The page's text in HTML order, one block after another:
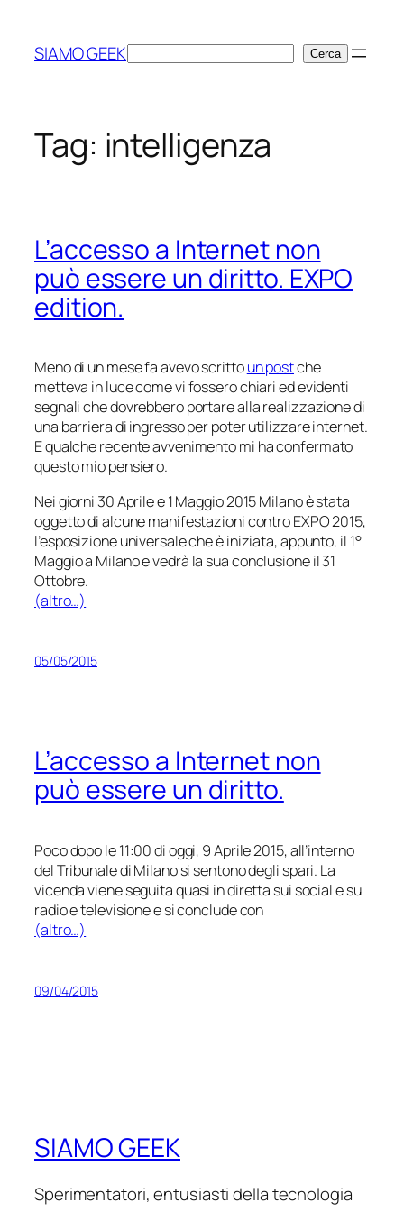
contenuto
SIAMO GEEKCerca Cerca
Tag: intelligenza
L’accesso a Internet non
può essere un diritto. EXPO
edition.
Meno di un mese fa avevo scrittoun postche
metteva in luce come vi fossero chiari ed evidenti
segnali che dovrebbero portare alla realizzazione di
una barriera di ingresso per poter utilizzare internet.
E qualche recente avvenimento mi ha confermato
questo mio pensiero.
Nei giorni 30 Aprile e 1 Maggio 2015 Milano è stata
oggetto di alcune manifestazioni contro EXPO 2015,
l’esposizione universale che è iniziata, appunto, il 1°
Maggio a Milano e vedrà la sua conclusione il 31
Ottobre.
(altro…)
05/05/2015
L’accesso a Internet non
può essere un diritto.
Poco dopo le 11:00 di oggi, 9 Aprile 2015, all’interno
del Tribunale di Milano si sentono degli spari. La
vicenda viene seguita quasi in diretta sui social e su
radio e televisione e si conclude con
(altro…)
09/04/2015
SIAMO GEEK
Sperimentatori, entusiasti della tecnologia